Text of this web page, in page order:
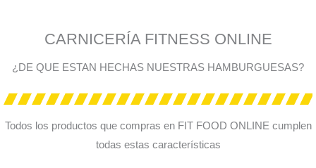
CARNICERÍA FITNESS ONLINE
¿DE QUE ESTAN HECHAS NUESTRAS HAMBURGUESAS?
Todos los productos que compras en FIT FOOD ONLINE cumplen
todas estas características